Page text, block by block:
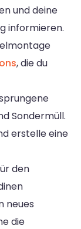
und deine
informieren.
, die du
Sondermüll.
erstelle eine
den
neues
die